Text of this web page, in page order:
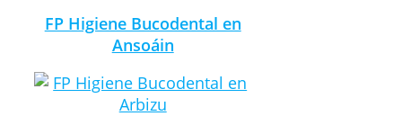
FP Higiene Bucodental en
Ansoáin